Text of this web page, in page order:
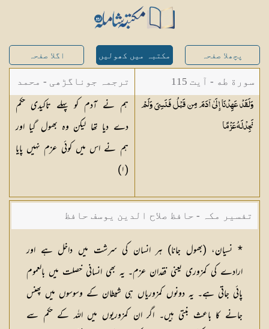
پچھلا صفحہ مکتبہ میں کھولیں اگلا صفحہ
سورة طه - آیت 115
وَلَقَدْ عَهِدْنَا إِلَىٰ آدَمَ مِن قَبْلُ فَنَسِيَ وَلَمْ
نَجِدْ لَهُعَزْمًا
ترجمہ جوناگڑھی - محمد
جونا گڑھی
ہم نے آدم کو پہلے تاکیدی حکم
دے دیا تھا لیکن وہ بھول گیا اور
ہم نے اس میں کوئی عزم نہیں پایا
(١)
تفسیر مکہ - حافظ صلاح الدین یوسف حافظ
* نسیان، (بھول جانا) ہر انسان کی سرشت میں داخل ہے اور
ارادے کی کمزوری یعنی فقدان عزم۔ یہ بھی انسانی خصلت میں بالعموم
پائی جاتی ہے۔ یہ دونوں کمزوریاں ہی شیطان کے وسوسوں میں پھنس
جانے کا باعث بنتی ہیں۔ اگر ان کمزوریوں میں اللہ کے حکم سے